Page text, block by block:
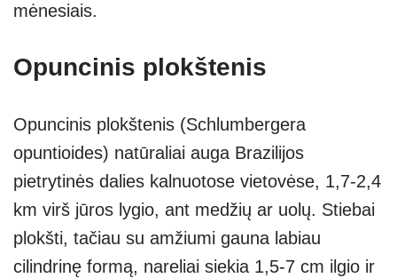
mėnesiais.
Opuncinis plokštenis
Opuncinis plokštenis (Schlumbergera
opuntioides) natūraliai auga Brazilijos
pietrytinės dalies kalnuotose vietovėse, 1,7-2,4
km virš jūros lygio, ant medžių ar uolų. Stiebai
plokšti, tačiau su amžiumi gauna labiau
cilindrinę formą, nareliai siekia 1,5-7 cm ilgio ir